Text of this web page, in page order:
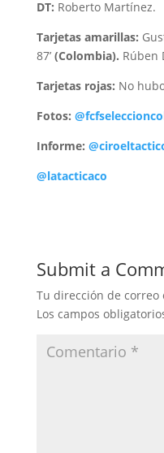
DT: Roberto Martínez.
Tarjetas amarillas:
87’ (Colombia). Rúben
Tarjetas rojas: No
Fotos:
Informe:
@latacticaco
Submit a
Tu dirección de
Los campos